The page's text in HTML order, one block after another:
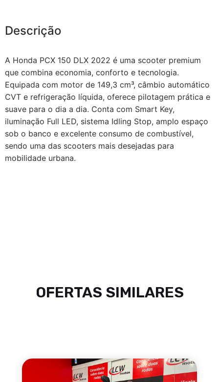
Descrição
A Honda PCX 150 DLX 2022 é uma scooter premium
que combina economia, conforto e tecnologia.
Equipada com motor de 149,3 cm³, câmbio automático
CVT e refrigeração líquida, oferece pilotagem prática e
suave para o dia a dia. Conta com Smart Key,
iluminação Full LED, sistema Idling Stop, amplo espaço
sob o banco e excelente consumo de combustível,
sendo uma das scooters mais desejadas para
mobilidade urbana.
OFERTAS SIMILARES